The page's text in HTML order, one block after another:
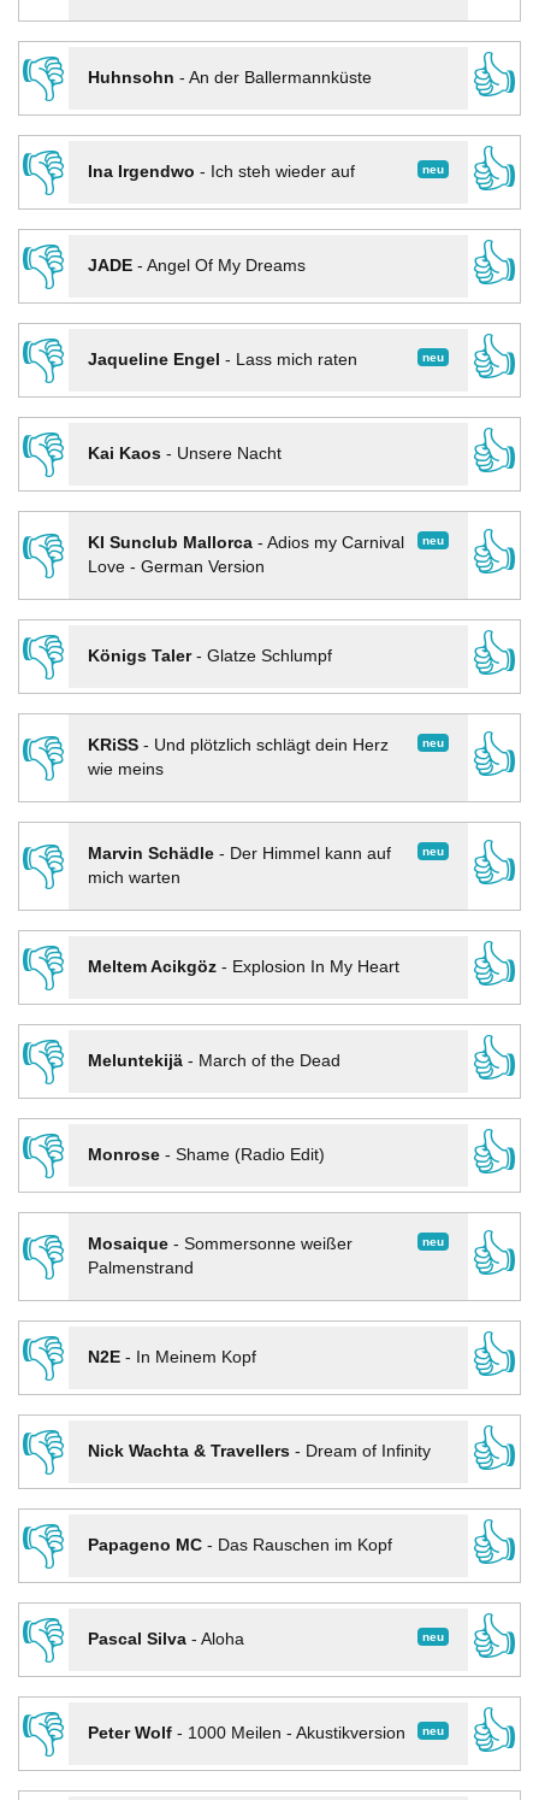
👎
Huhnsohn - An der Ballermannküste
👍
👎
neu
Ina Irgendwo - Ich steh wieder auf
👍
👎
JADE- Angel Of My Dreams
👍
👎
neu
Jaqueline Engel - Lass mich raten
👍
👎
Kai Kaos- Unsere Nacht
👍
👎
neu
KI Sunclub Mallorca- Adios my Carnival
Love - German Version
👍
👎
Königs Taler- Glatze Schlumpf
👍
👎
neu
KRiSS- Und plötzlich schlägt dein Herz
wie meins
👍
👎 neu
Marvin Schädle- Der Himmel kann auf
mich warten
👍
👎
Meltem Acikgöz- Explosion In My Heart
👍
👎
Meluntekijä- March of the Dead
👍
👎
Monrose- Shame (Radio Edit)
👍
👎
neu
Mosaique- Sommersonne weißer
Palmenstrand
👍
👎
N2E- In Meinem Kopf
👍
👎
Nick Wachta & Travellers- Dream of Infinity
👍
👎
Papageno MC- Das Rauschen im Kopf
👍
👎
neu
Pascal Silva- Aloha
👍
👎
neu
Peter Wolf- 1000 Meilen - Akustikversion
👍